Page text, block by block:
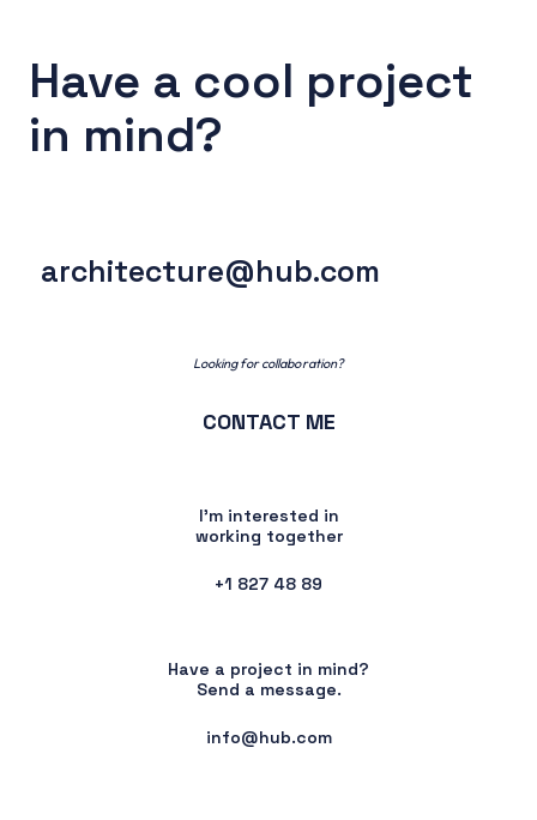
Have a cool project
in mind?
architecture@hub.com
Looking for collaboration?
CONTACT ME
I’m interested in
working together
+1 827 48 89
Have a project in mind?
Send a message.
info@hub.com